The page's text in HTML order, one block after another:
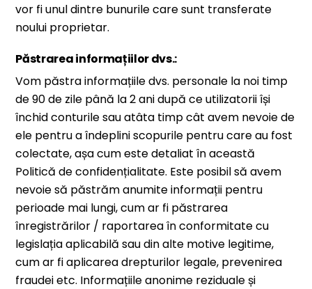
vor fi unul dintre bunurile care sunt transferate
noului proprietar.
Păstrarea informațiilor dvs.:
Vom păstra informațiile dvs. personale la noi timp
de 90 de zile până la 2 ani după ce utilizatorii își
închid conturile sau atâta timp cât avem nevoie de
ele pentru a îndeplini scopurile pentru care au fost
colectate, așa cum este detaliat în această
Politică de confidențialitate. Este posibil să avem
nevoie să păstrăm anumite informații pentru
perioade mai lungi, cum ar fi păstrarea
înregistrărilor / raportarea în conformitate cu
legislația aplicabilă sau din alte motive legitime,
cum ar fi aplicarea drepturilor legale, prevenirea
fraudei etc. Informațiile anonime reziduale și